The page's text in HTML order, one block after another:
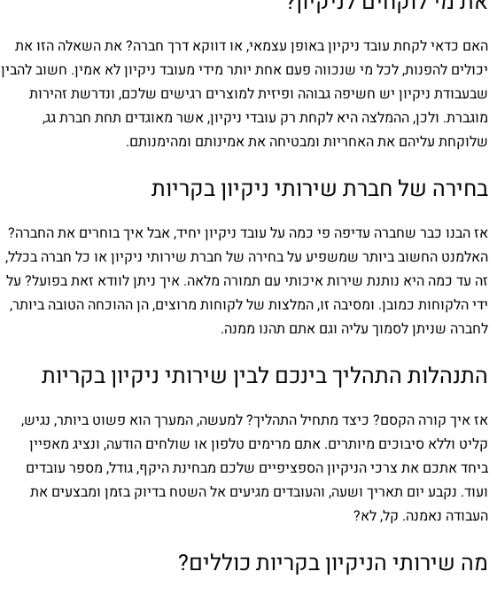
האם כדאי לקחת עובד ניקיון באופן עצמאי, או דווקא דרך חברה? את השאלה הזו את
יכולים להפנות, לכל מי שנכווה פעם אחת יותר מידי מעובד ניקיון לא אמין. חשוב להבין
שבעבודת ניקיון יש חשיפה גבוהה ופיזית למוצרים רגישים שלכם, ונדרשת זהירות
מוגברת. ולכן, ההמלצה היא לקחת רק עובדי ניקיון, אשר מאוגדים תחת חברת גג,
שלוקחת עליהם את האחריות ומבטיחה את אמינותם ומהימנותם.
בחירה של חברת שירותי ניקיון בקריות
אז הבנו כבר שחברה עדיפה פי כמה על עובד ניקיון יחיד, אבל איך בוחרים את החברה?
האלמנט החשוב ביותר שמשפיע על בחירה של חברת שירותי ניקיון או כל חברה בכלל,
זה עד כמה היא נותנת שירות איכותי עם תמורה מלאה. איך ניתן לוודא זאת בפועל? על
ידי הלקוחות כמובן. ומסיבה זו, המלצות של לקוחות מרוצים, הן ההוכחה הטובה ביותר,
לחברה שניתן לסמוך עליה וגם אתם תהנו ממנה.
התנהלות התהליך בינכם לבין שירותי ניקיון בקריות
אז איך קורה הקסם? כיצד מתחיל התהליך? למעשה, המערך הוא פשוט ביותר, נגיש,
קליט וללא סיבוכים מיותרים. אתם מרימים טלפון או שולחים הודעה, ונציג מאפיין
ביחד אתכם את צרכי הניקיון הספציפיים שלכם מבחינת היקף, גודל, מספר עובדים
ועוד. נקבע יום תאריך ושעה, והעובדים מגיעים אל השטח בדיוק בזמן ומבצעים את
העבודה נאמנה. קל, לא?
מה שירותי הניקיון בקריות כוללים?